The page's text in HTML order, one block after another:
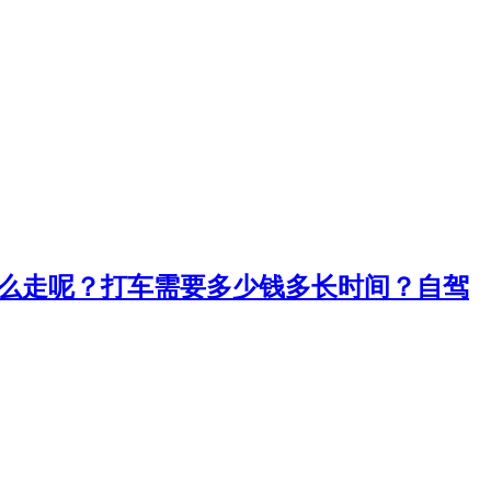
走呢？打车需要多少钱多长时间？自驾